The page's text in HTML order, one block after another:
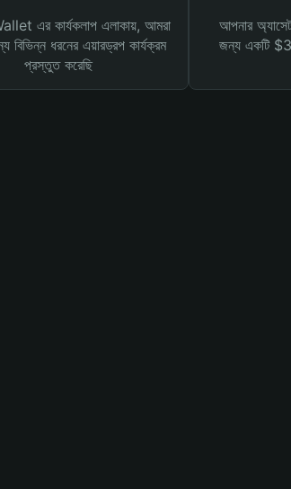
এর কার্যকলাপ এলাকায়, আমরা
বিভিন্ন ধরনের এয়ারড্রপ কার্যক্রম
প্রস্তুত করেছি
আপনার
জন্য একটি